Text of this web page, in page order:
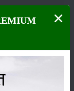
पशुपालन